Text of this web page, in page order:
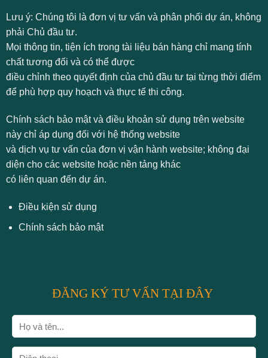
Lưu ý: Chúng tôi là đơn vị tư vấn và phân phối dự án, không
phải Chủ đầu tư.
Mọi thông tin, tiện ích trong tài liệu bán hàng chỉ mang tính
chất tương đối và có thể được
điều chỉnh theo quyết định của chủ đầu tư tại từng thời điểm
để phù hợp quy hoạch và thực tế thi công.
Chính sách bảo mật và điều khoản sử dụng trên website
này chỉ áp dụng đối với hệ thống website
và dịch vụ tư vấn của đơn vị vận hành website; không đại
diện cho các website hoặc nền tảng khác
có liên quan đến dự án.
Điều kiện sử dụng
Chính sách bảo mật
ĐĂNG KÝ TƯ VẤN TẠI ĐÂY